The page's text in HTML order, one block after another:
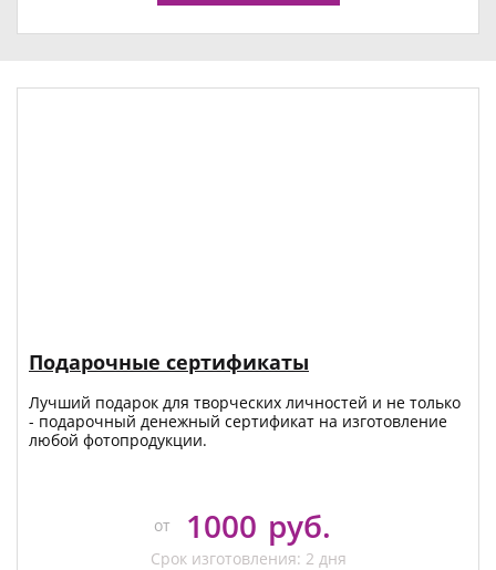
Подарочные сертификаты
Лучший подарок для творческих личностей и не только
- подарочный денежный сертификат на изготовление
любой фотопродукции.
от 1000 руб.
Срок изготовления: 2 дня